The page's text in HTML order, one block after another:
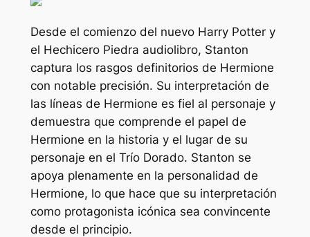
Desde el comienzo del nuevo Harry Potter y
el HechiceroPiedra audiolibro, Stanton
captura los rasgos definitorios de Hermione
con notable precisión. Su interpretación de
las líneas de Hermione es fiel al personaje y
demuestra que comprende el papel de
Hermione en la historia y el lugar de su
personaje en el Trío Dorado. Stanton se
apoya plenamente en la personalidad de
Hermione, lo que hace que su interpretación
como protagonista icónica sea convincente
desde el principio.